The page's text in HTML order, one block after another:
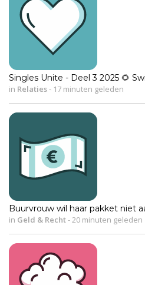
Singles Unite - Deel 3 2025 🌻
in Relaties- 17 minuten geleden
Buurvrouw wil haar pakket niet
in Geld & Recht-20 minuten geleden